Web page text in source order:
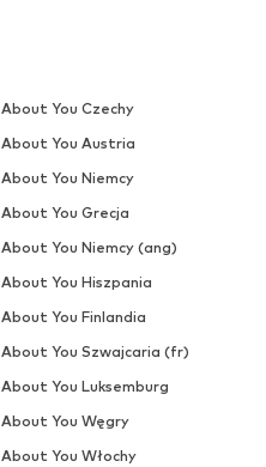
About You Czechy
About You Austria
About You Niemcy
About You Grecja
About You Niemcy (ang)
About You Hiszpania
About You Finlandia
About You Szwajcaria (fr)
About You Luksemburg
About You Węgry
About You Włochy